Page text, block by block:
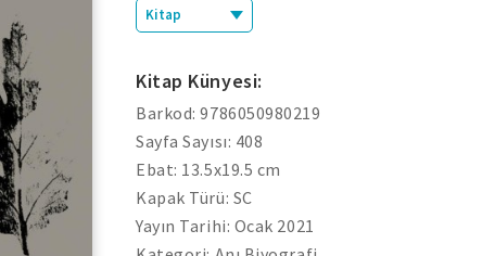
Kitap
Kitap Künyesi:
Barkod: 9786050980219
Sayfa Sayısı: 408
Ebat: 13.5x19.5 cm
Kapak Türü: SC
Yayın Tarihi: Ocak 2021